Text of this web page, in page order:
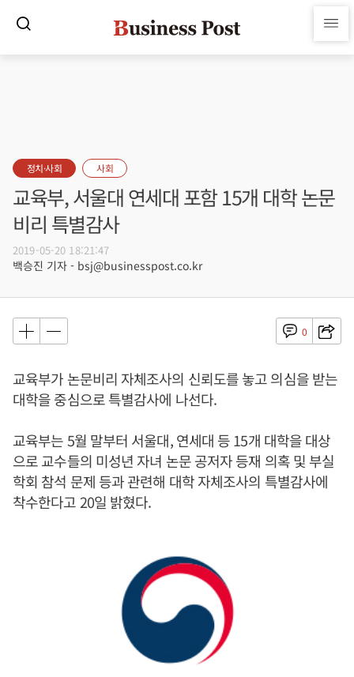
정치·사회 사회
교육부, 서울대 연세대 포함 15개 대학 논문
비리 특별감사
2019-05-20 18:21:47
백승진 기자 - bsj@businesspost.co.kr
0
교육부가 논문비리 자체조사의 신뢰도를 놓고 의심을 받는
대학을 중심으로 특별감사에 나선다.
교육부는 5월 말부터 서울대, 연세대 등 15개 대학을 대상
으로 교수들의 미성년 자녀 논문 공저자 등재 의혹 및 부실
학회 참석 문제 등과 관련해 대학 자체조사의 특별감사에
착수한다고 20일 밝혔다.